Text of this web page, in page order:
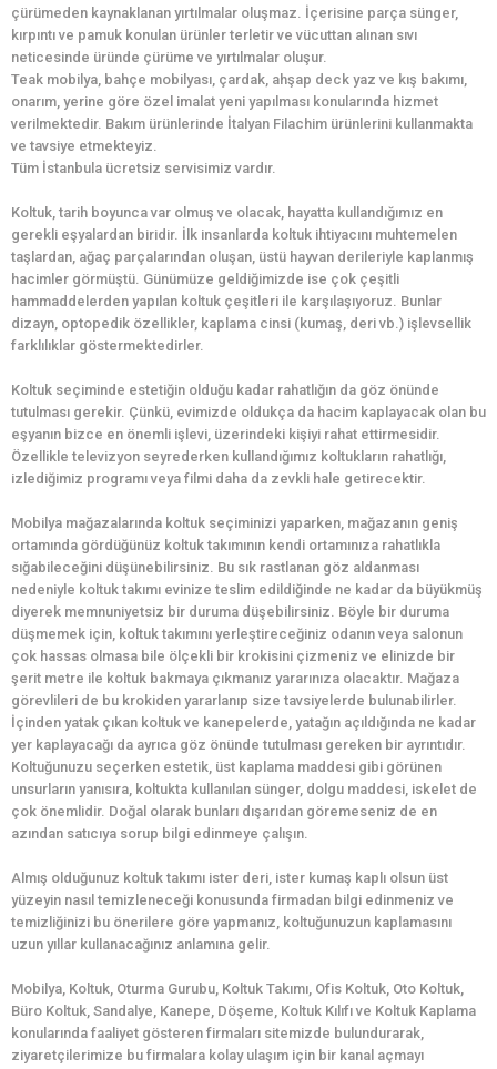
çürümeden kaynaklanan yırtılmalar oluşmaz. İçerisine parça sünger,
kırpıntı ve pamuk konulan ürünler terletir ve vücuttan alınan sıvı
neticesinde üründe çürüme ve yırtılmalar oluşur.
Teak mobilya, bahçe mobilyası, çardak, ahşap deck yaz ve kış bakımı,
onarım, yerine göre özel imalat yeni yapılması konularında hizmet
verilmektedir. Bakım ürünlerinde İtalyan Filachim ürünlerini kullanmakta
ve tavsiye etmekteyiz.
Tüm İstanbula ücretsiz servisimiz vardır.
Koltuk, tarih boyunca var olmuş ve olacak, hayatta kullandığımız en
gerekli eşyalardan biridir. İlk insanlarda koltuk ihtiyacını muhtemelen
taşlardan, ağaç parçalarından oluşan, üstü hayvan derileriyle kaplanmış
hacimler görmüştü. Günümüze geldiğimizde ise çok çeşitli
hammaddelerden yapılan koltuk çeşitleri ile karşılaşıyoruz. Bunlar
dizayn, optopedik özellikler, kaplama cinsi (kumaş, deri vb.) işlevsellik
farklılıklar göstermektedirler.
Koltuk seçiminde estetiğin olduğu kadar rahatlığın da göz önünde
tutulması gerekir. Çünkü, evimizde oldukça da hacim kaplayacak olan bu
eşyanın bizce en önemli işlevi, üzerindeki kişiyi rahat ettirmesidir.
Özellikle televizyon seyrederken kullandığımız koltukların rahatlığı,
izlediğimiz programı veya filmi daha da zevkli hale getirecektir.
Mobilya mağazalarında koltuk seçiminizi yaparken, mağazanın geniş
ortamında gördüğünüz koltuk takımının kendi ortamınıza rahatlıkla
sığabileceğini düşünebilirsiniz. Bu sık rastlanan göz aldanması
nedeniyle koltuk takımı evinize teslim edildiğinde ne kadar da büyükmüş
diyerek memnuniyetsiz bir duruma düşebilirsiniz. Böyle bir duruma
düşmemek için, koltuk takımını yerleştireceğiniz odanın veya salonun
çok hassas olmasa bile ölçekli bir krokisini çizmeniz ve elinizde bir
şerit metre ile koltuk bakmaya çıkmanız yararınıza olacaktır. Mağaza
görevlileri de bu krokiden yararlanıp size tavsiyelerde bulunabilirler.
İçinden yatak çıkan koltuk ve kanepelerde, yatağın açıldığında ne kadar
yer kaplayacağı da ayrıca göz önünde tutulması gereken bir ayrıntıdır.
Koltuğunuzu seçerken estetik, üst kaplama maddesi gibi görünen
unsurların yanısıra, koltukta kullanılan sünger, dolgu maddesi, iskelet de
çok önemlidir. Doğal olarak bunları dışarıdan göremeseniz de en
azından satıcıya sorup bilgi edinmeye çalışın.
Almış olduğunuz koltuk takımı ister deri, ister kumaş kaplı olsun üst
yüzeyin nasıl temizleneceği konusunda firmadan bilgi edinmeniz ve
temizliğinizi bu önerilere göre yapmanız, koltuğunuzun kaplamasını
uzun yıllar kullanacağınız anlamına gelir.
Mobilya, Koltuk, Oturma Gurubu, Koltuk Takımı, Ofis Koltuk, Oto Koltuk,
Büro Koltuk, Sandalye, Kanepe, Döşeme, Koltuk Kılıfı ve Koltuk Kaplama
konularında faaliyet gösteren firmaları sitemizde bulundurarak,
ziyaretçilerimize bu firmalara kolay ulaşım için bir kanal açmayı